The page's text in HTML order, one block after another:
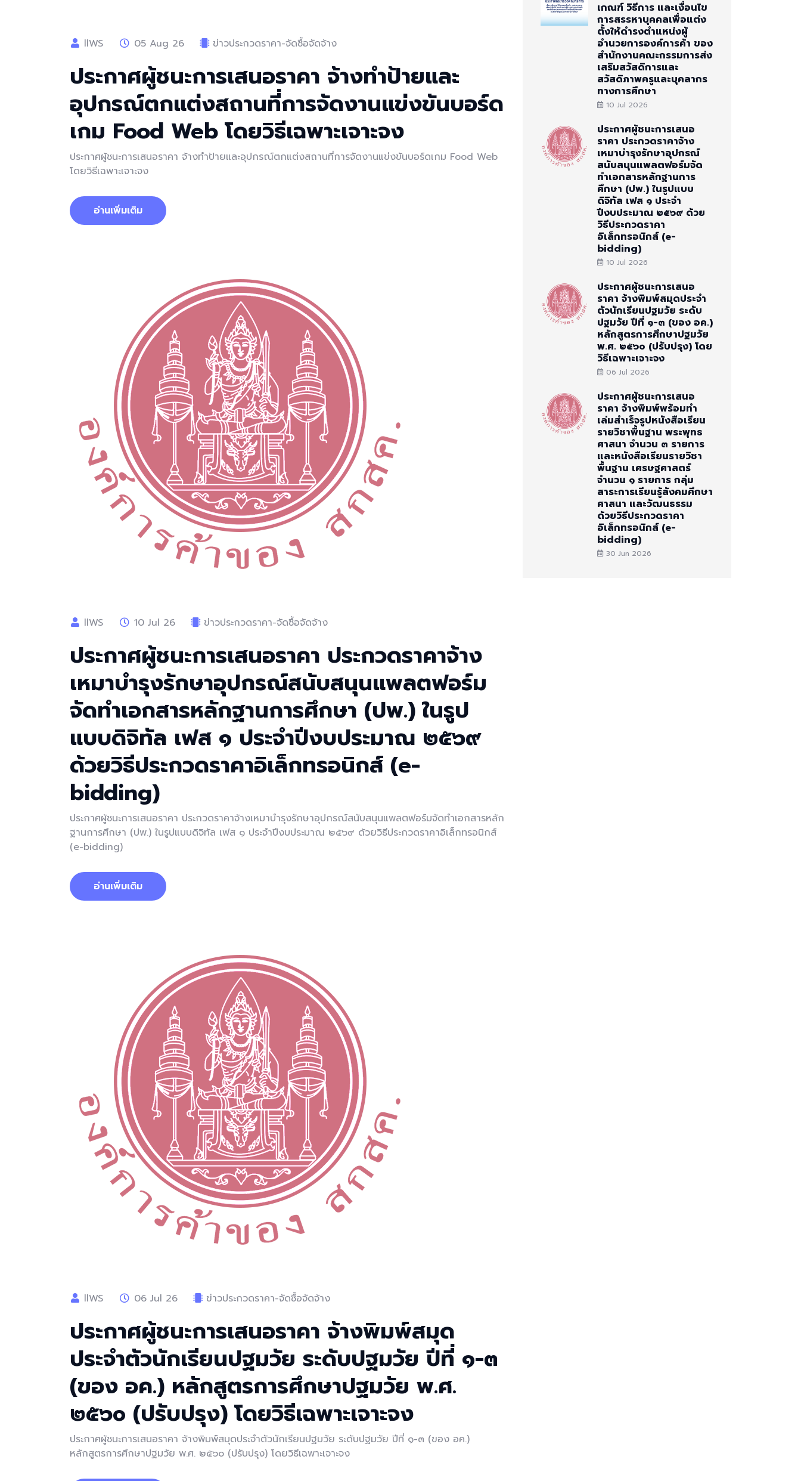
llWS 05 Aug 26 ข่าวประกวดราคา-จัดซื้อจัดจ้าง
ประกาศผู้ชนะการเสนอราคา จ้างทำป้ายและ
อุปกรณ์ตกแต่งสถานที่การจัดงานแข่งขันบอร์ด
เกม Food Web โดยวิธีเฉพาะเจาะจง
ประกาศผู้ชนะการเสนอราคา จ้างทำป้ายและอุปกรณ์ตกแต่งสถานที่การจัดงานแข่งขันบอร์ดเกม Food Web
โดยวิธีเฉพาะเจาะจง
อ่านเพิ่มเติม
llWS 10 Jul 26 ข่าวประกวดราคา-จัดซื้อจัดจ้าง
ประกาศผู้ชนะการเสนอราคา ประกวดราคาจ้าง
เหมาบำรุงรักษาอุปกรณ์สนับสนุนแพลตฟอร์ม
จัดทำเอกสารหลักฐานการศึกษา (ปพ.) ในรูป
แบบดิจิทัล เฟส ๑ ประจำปีงบประมาณ ๒๕๖๙
ด้วยวิธีประกวดราคาอิเล็กทรอนิกส์ (e-
bidding)
ประกาศผู้ชนะการเสนอราคา ประกวดราคาจ้างเหมาบำรุงรักษาอุปกรณ์สนับสนุนแพลตฟอร์มจัดทำเอกสารหลัก
ฐานการศึกษา (ปพ.) ในรูปแบบดิจิทัล เฟส ๑ ประจำปีงบประมาณ ๒๕๖๙ ด้วยวิธีประกวดราคาอิเล็กทรอนิกส์
(e-bidding)
อ่านเพิ่มเติม
llWS 06 Jul 26 ข่าวประกวดราคา-จัดซื้อจัดจ้าง
ประกาศผู้ชนะการเสนอราคา จ้างพิมพ์สมุด
ประจำตัวนักเรียนปฐมวัย ระดับปฐมวัย ปีที่ ๑-๓
(ของ อค.) หลักสูตรการศึกษาปฐมวัย พ.ศ.
๒๕๖๐ (ปรับปรุง) โดยวิธีเฉพาะเจาะจง
ประกาศผู้ชนะการเสนอราคา จ้างพิมพ์สมุดประจำตัวนักเรียนปฐมวัย ระดับปฐมวัย ปีที่ ๑-๓ (ของ อค.)
หลักสูตรการศึกษาปฐมวัย พ.ศ. ๒๕๖๐ (ปรับปรุง) โดยวิธีเฉพาะเจาะจง
เกณฑ์ วิธีการ และเงื่อนไข
การสรรหาบุคคลเพื่อแต่ง
ตั้งให้ดำรงตำแหน่งผู้
อำนวยการองค์การค้า ของ
สำนักงานคณะกรรมการส่ง
เสริมสวัสดิการและ
สวัสดิภาพครูและบุคลากร
ทางการศึกษา
10 Jul 2026
ประกาศผู้ชนะการเสนอ
ราคา ประกวดราคาจ้าง
เหมาบำรุงรักษาอุปกรณ์
สนับสนุนแพลตฟอร์มจัด
ทำเอกสารหลักฐานการ
ศึกษา (ปพ.) ในรูปแบบ
ดิจิทัล เฟส ๑ ประจำ
ปีงบประมาณ ๒๕๖๙ ด้วย
วิธีประกวดราคา
อิเล็กทรอนิกส์ (e-
bidding)
10 Jul 2026
ประกาศผู้ชนะการเสนอ
ราคา จ้างพิมพ์สมุดประจำ
ตัวนักเรียนปฐมวัย ระดับ
ปฐมวัย ปีที่ ๑-๓ (ของ อค.)
หลักสูตรการศึกษาปฐมวัย
พ.ศ. ๒๕๖๐ (ปรับปรุง) โดย
วิธีเฉพาะเจาะจง
06 Jul 2026
ประกาศผู้ชนะการเสนอ
ราคา จ้างพิมพ์พร้อมทำ
เล่มสำเร็จรูปหนังสือเรียน
รายวิชาพื้นฐาน พระพุทธ
ศาสนา จำนวน ๓ รายการ
และหนังสือเรียนรายวิชา
พื้นฐาน เศรษฐศาสตร์
จำนวน ๑ รายการ กลุ่ม
สาระการเรียนรู้สังคมศึกษา
ศาสนา และวัฒนธรรม
ด้วยวิธีประกวดราคา
อิเล็กทรอนิกส์ (e-
bidding)
30 Jun 2026